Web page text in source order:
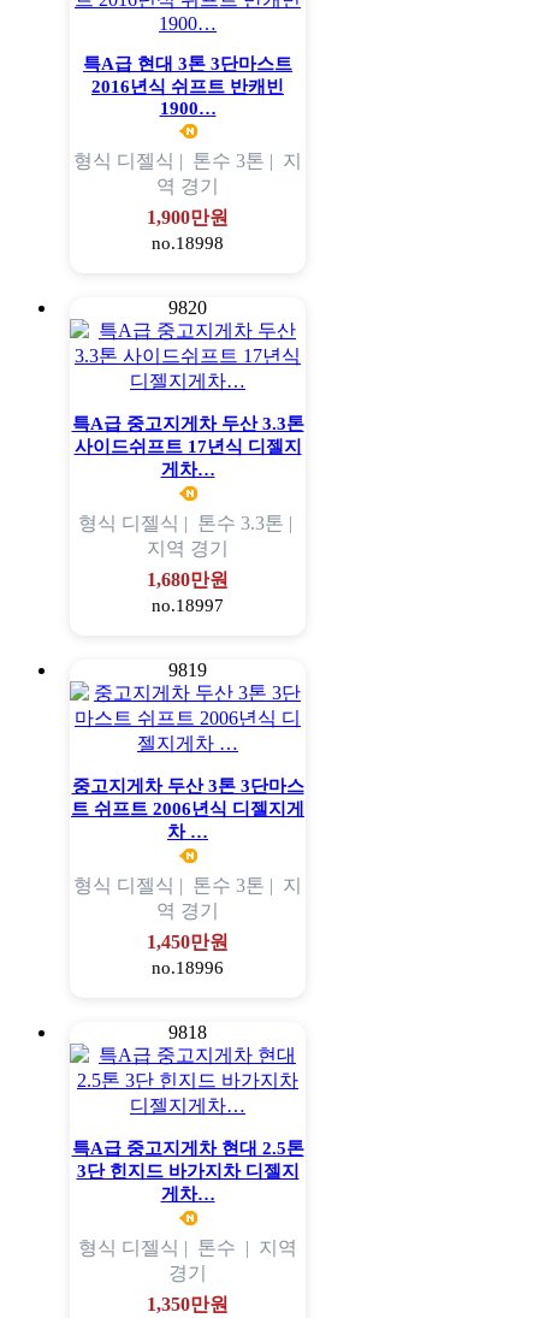
특A급 현대 3톤 3단마스트
2016년식 쉬프트 반캐빈
1900…
형식 디젤식 | 톤수 3톤 | 지
역 경기
1,900만원
no.18998
9820
특A급 중고지게차 두산 3.3톤
사이드쉬프트 17년식 디젤지
게차…
형식 디젤식 | 톤수 3.3톤 |
지역 경기
1,680만원
no.18997
9819
중고지게차 두산 3톤 3단마스
트 쉬프트 2006년식 디젤지게
차 …
형식 디젤식 | 톤수 3톤 | 지
역 경기
1,450만원
no.18996
9818
특A급 중고지게차 현대 2.5톤
3단 힌지드 바가지차 디젤지
게차…
형식 디젤식 | 톤수 | 지역
경기
1,350만원